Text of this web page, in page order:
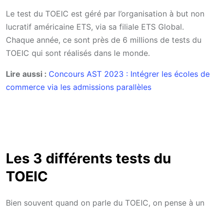
Le test du TOEIC est géré par l’organisation à but non
lucratif américaine ETS, via sa filiale ETS Global.
Chaque année, ce sont près de 6 millions de tests du
TOEIC qui sont réalisés dans le monde.
Lire aussi : Concours AST 2023 : Intégrer les écoles de
commerce via les admissions parallèles
Les 3 différents tests du
TOEIC
Bien souvent quand on parle du TOEIC, on pense à un